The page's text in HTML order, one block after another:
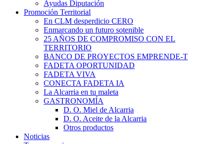
Ayudas Diputación
Promoción Territorial
En CLM desperdicio CERO
Enmarcando un futuro sotenible
25 AÑOS DE COMPROMISO CON EL
TERRITORIO
BANCO DE PROYECTOS EMPRENDE-T
FADETA OPORTUNIDAD
FADETA VIVA
CONECTA FADETA IA
La Alcarria en tu maleta
GASTRONOMÍA
D. O. Miel de Alcarria
D. O. Aceite de la Alcarria
Otros productos
Noticias